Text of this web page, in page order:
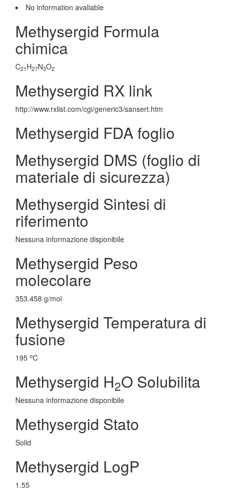
No information avaliable
Methysergid Formula
chimica
C21 H27N3O2
Methysergid RX link
http://www.rxlist.com/cgi/generic3/sansert.htm
Methysergid FDA foglio
Methysergid DMS (foglio di
materiale di sicurezza)
Methysergid Sintesi di
riferimento
Nessuna informazione disponibile
Methysergid Peso
molecolare
353.458 g/mol
Methysergid Temperatura di
fusione
195 oC
Methysergid H2O Solubilita
Nessuna informazione disponibile
Methysergid Stato
Solid
Methysergid LogP
1.55